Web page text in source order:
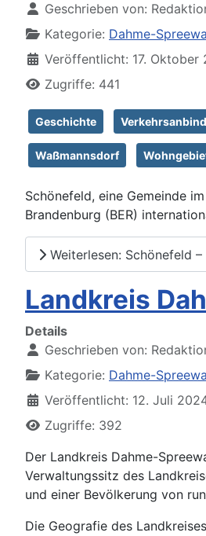
Geschrieben von:
Kategorie: Dahme-
Veröffentlicht: 17. Oktober
Zugriffe: 441
Geschichte
Waßmannsdorf
Schönefeld, eine Gemeinde
Brandenburg (BER)
Weiterlesen: Schönefeld
Landkreis
Details
Geschrieben von:
Kategorie: Dahme-
Veröffentlicht: 12. Juli
Zugriffe: 392
Der Landkreis Dahme-
Verwaltungssitz des
und einer Bevölkerung von
Die Geografie des